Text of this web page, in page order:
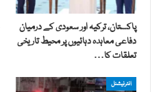
پاکستان، ترکیہ اور سعودی کے درمیان
دفاعی معاہدہ دہائیوں پر محیط تاریخی
تعلقات کا…
انٹرنیشنل